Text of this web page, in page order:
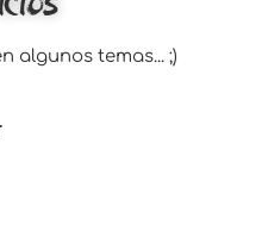
algunos temas... ;)